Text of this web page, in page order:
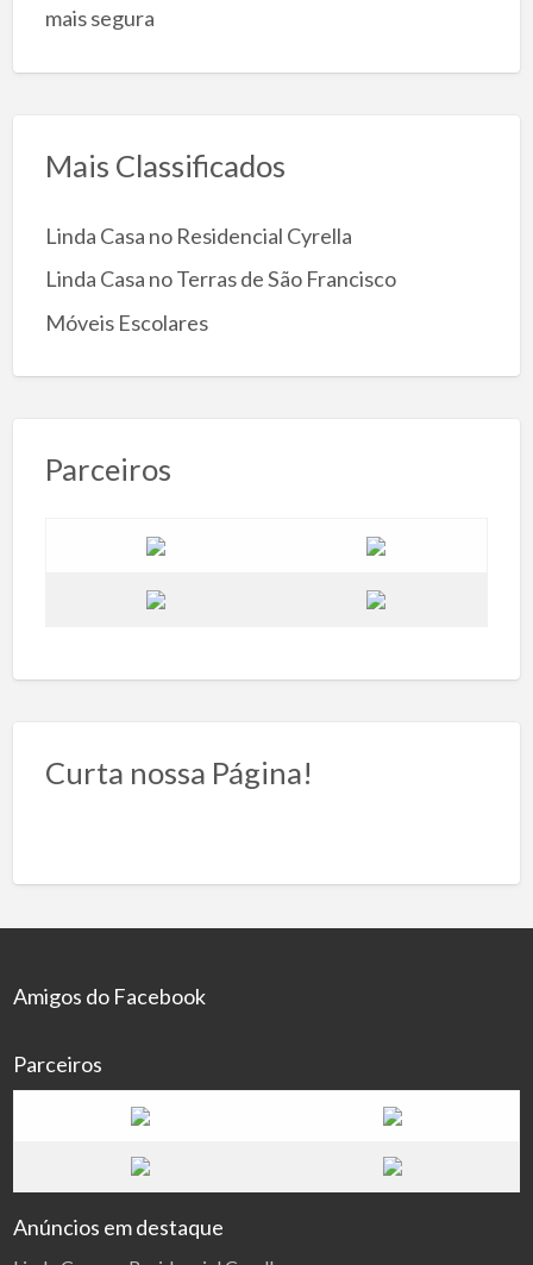
mais segura
Mais Classificados
Linda Casa no Residencial Cyrella
Linda Casa no Terras de São Francisco
Móveis Escolares
Parceiros
Curta nossa Página!
Amigos do Facebook
Parceiros
Anúncios em destaque